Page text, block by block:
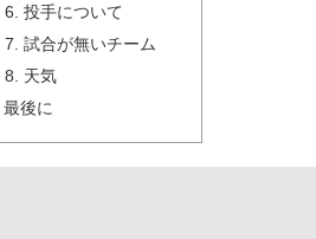
投手について
試合が無いチーム
天気
最後に